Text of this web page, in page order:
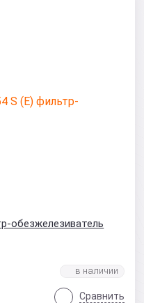
обезжелезиватель
Сравнить